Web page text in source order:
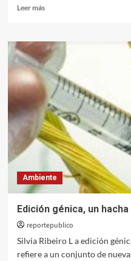
Leer másLeer
La
pesadilla
de
la
edición
génica
Ambiente
Edición génica, un
reportepublico
Silvia Ribeiro L a edición
refiere a un conjunto de